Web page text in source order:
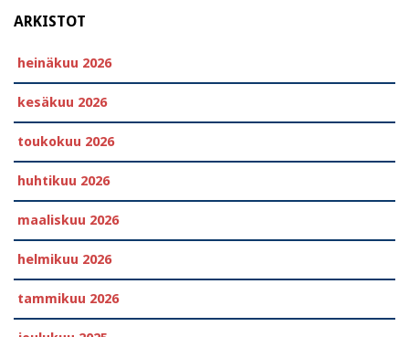
ARKISTOT
heinäkuu 2026
kesäkuu 2026
toukokuu 2026
huhtikuu 2026
maaliskuu 2026
helmikuu 2026
tammikuu 2026